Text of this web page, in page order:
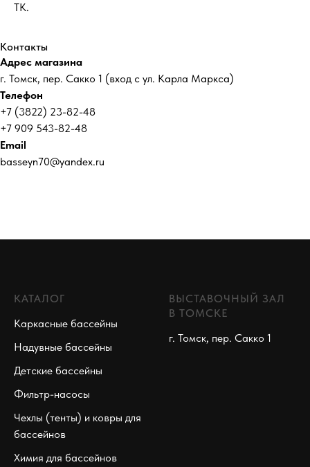
ТК.
Контакты
Адрес магазина
г. Томск, пер. Сакко 1 (вход с ул. Карла Маркса)
Телефон
+7 (3822) 23-82-48
+7 909 543-82-48
Email
basseyn70@yandex.ru
КАТАЛОГ
Каркасные бассейны
Надувные бассейны
Детские бассейны
Фильтр-насосы
Чехлы (тенты) и ковры для
бассейнов
Химия для бассейнов
ВЫСТАВОЧНЫЙ ЗАЛ
В ТОМСКЕ
г. Томск, пер. Сакко 1